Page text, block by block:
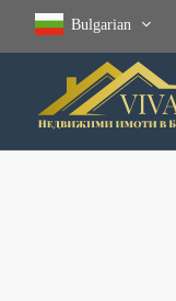
Bulgarian